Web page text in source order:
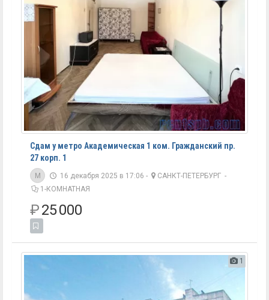
Сдам у метро Академическая 1 ком. Гражданский пр.
27 корп. 1
M 16 декабря 2025 в 17:06 - САНКТ-ПЕТЕРБУРГ -
1-КОМНАТНАЯ
₽25 000
1